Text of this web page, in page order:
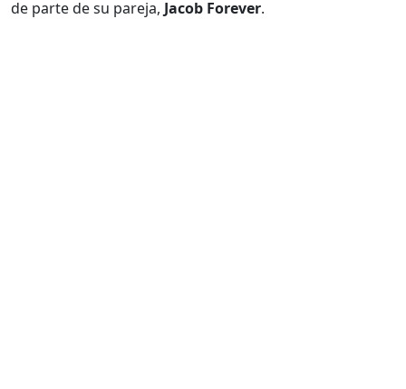
de parte de su pareja, Jacob Forever.